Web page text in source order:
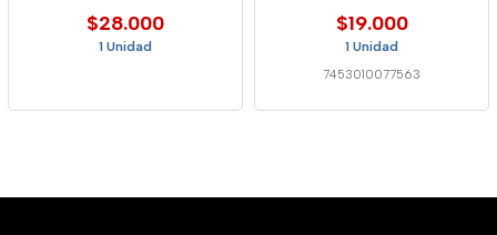
$28.000
1 Unidad
$19.000
1 Unidad
7453010077563